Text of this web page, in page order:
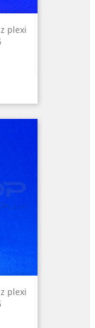
plexi
plexi